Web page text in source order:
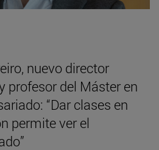
nuevo director
profesor del Máster en
“Dar clases en
permite ver el